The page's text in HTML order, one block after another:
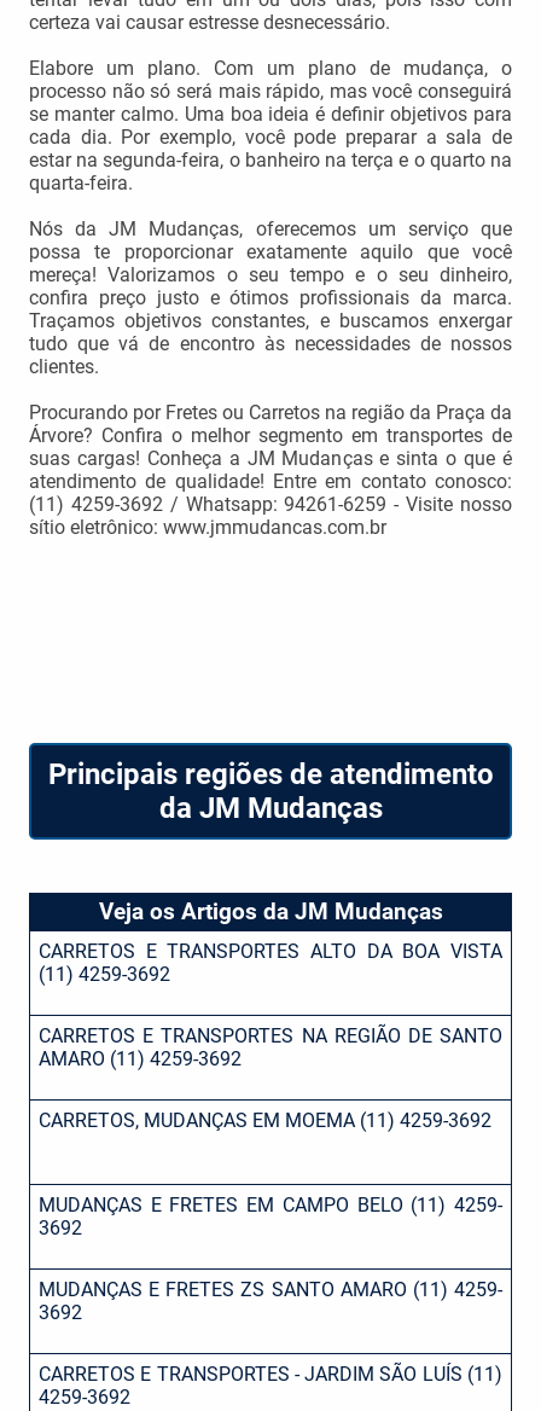
certeza vai causar estresse desnecessário.
Elabore um plano. Com um plano de mudança, o
processo não só será mais rápido, mas você conseguirá
se manter calmo. Uma boa ideia é definir objetivos para
cada dia. Por exemplo, você pode preparar a sala de
estar na segunda-feira, o banheiro na terça e o quarto na
quarta-feira.
Nós da JM Mudanças, oferecemos um serviço que
possa te proporcionar exatamente aquilo que você
mereça! Valorizamos o seu tempo e o seu dinheiro,
confira preço justo e ótimos profissionais da marca.
Traçamos objetivos constantes, e buscamos enxergar
tudo que vá de encontro às necessidades de nossos
clientes.
Procurando por Fretes ou Carretos na região da Praça da
Árvore? Confira o melhor segmento em transportes de
suas cargas! Conheça a JM Mudanças e sinta o que é
atendimento de qualidade! Entre em contato conosco:
(11) 4259-3692 / Whatsapp: 94261-6259 - Visite nosso
sítio eletrônico: www.jmmudancas.com.br
Principais regiões de atendimento
da JM Mudanças
Veja os Artigos da JM Mudanças
CARRETOS E TRANSPORTES ALTO DA BOA VISTA
(11) 4259-3692
CARRETOS E TRANSPORTES NA REGIÃO DE SANTO
AMARO (11) 4259-3692
CARRETOS, MUDANÇAS EM MOEMA (11) 4259-3692
MUDANÇAS E FRETES EM CAMPO BELO (11) 4259-
3692
MUDANÇAS E FRETES ZS SANTO AMARO (11) 4259-
3692
CARRETOS E TRANSPORTES - JARDIM SÃO LUÍS (11)
4259-3692